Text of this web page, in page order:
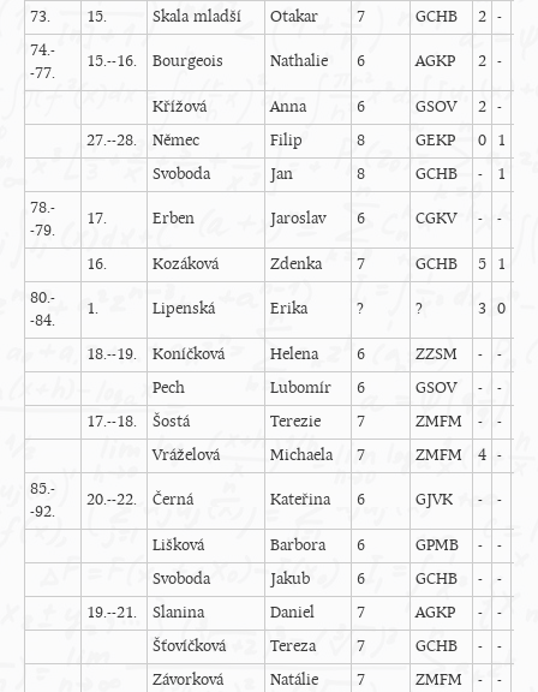
73.
15. Skala mladší Otakar 7 GCHB 2 -
74.-
-77.
15.--16. Bourgeois Nathalie 6 AGKP 2 -
Křížová Anna 6 GSOV 2 -
27.--28.
Němec Filip 8 GEKP 0 1
Svoboda
Jan 8 GCHB - 1
78.-
-79.
17. Erben Jaroslav 6 CGKV - -
16. Kozáková Zdenka 7 GCHB 5 1
80.-
-84.
1. Lipenská Erika ? ? 3 0
18.--19. Koníčková Helena 6 ZZSM - -
Pech
Lubomír 6 GSOV - -
17.--18.
Šostá Terezie 7 ZMFM - -
Vráželová
Michaela 7 ZMFM 4 -
85.-
-92.
20.--22. Černá Kateřina 6 GJVK - -
Lišková Barbora 6 GPMB - -
Svoboda
Jakub 6 GCHB - -
19.--21.
Slanina Daniel 7 AGKP - -
Šťovíčková
Tereza 7 GCHB - -
Závorková
Natálie 7 ZMFM - -